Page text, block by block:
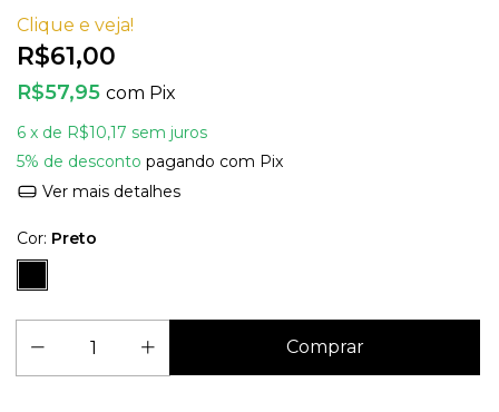
Clique e veja!
R$61,00
R$57,95 com Pix
6 x de R$10,17 sem juros
5% de desconto pagando com Pix
Ver mais detalhes
Cor: Preto